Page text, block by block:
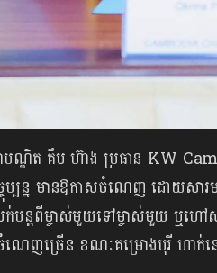
ឌិត គឹម ហ៊ាង ប្រធាន KW
ចុប្បន្ន មានឱកាសចំណេញ ដោយសារម
បន្តពីម្ចាស់មួយទៅម្ចាស់មួយ ឬហៅ
ណេញច្រើន ខណៈគម្រោងបុរី ហាក់